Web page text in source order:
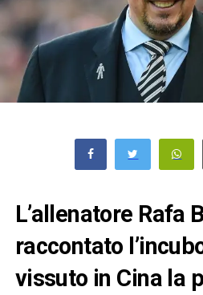
L’allenatore Rafa
raccontato
vissuto in Cina la